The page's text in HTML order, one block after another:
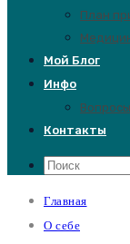
План
Мой Блог
Инфо
Контакты
Главная
О себе